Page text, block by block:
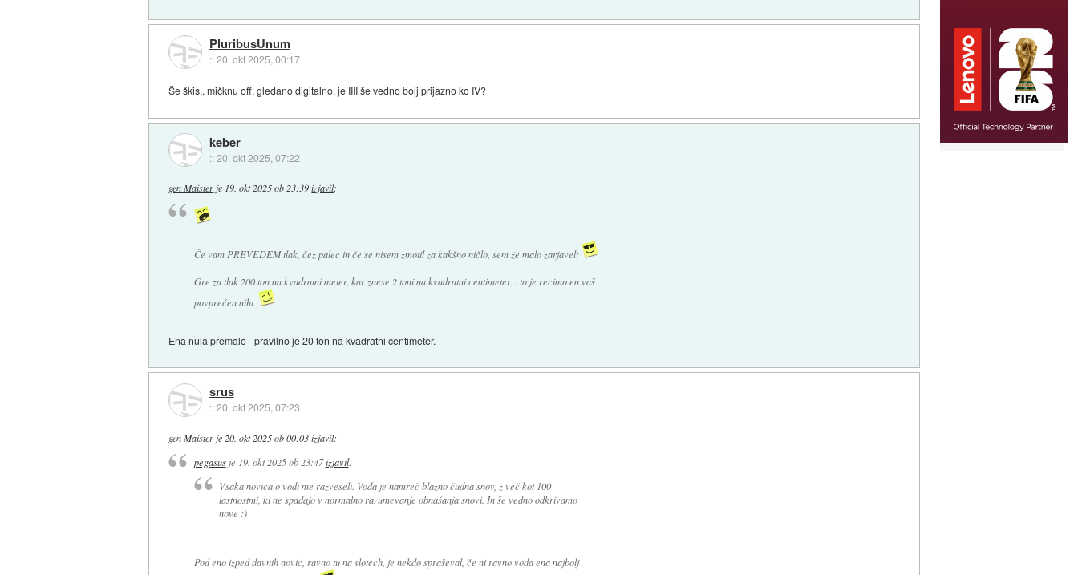
PluribusUnum
::20. okt 2025, 00:17
Še škis.. mičknu off, gledano digitalno, je IIII še vedno bolj prijazno ko IV?
keber
::20. okt 2025, 07:22
gen Maisterje 19. okt 2025 ob 23:39 izjavil:
Če vam PREVEDEM tlak, čez palec in če se nisem zmotil za kakšno ničlo, sem že malo zarjavel;
Gre za tlak 200 ton na kvadratni meter, kar znese 2 toni na kvadratni centimeter... to je recimo en vaš
povprečen niht.
Ena nula premalo - pravilno je 20 ton na kvadratni centimeter.
srus
::20. okt 2025, 07:23
gen Maister je 20. okt 2025 ob 00:03 izjavil:
pegasusje 19. okt 2025 ob 23:47 izjavil:
Vsaka novica o vodi me razveseli. Voda je namreč blazno čudna snov, z več kot 100
lastnostmi, ki ne spadajo v normalno razumevanje obnašanja snovi. In še vedno odkrivamo
nove :)
Pod eno izped davnih novic, ravno tu na slotech, je nekdo spraševal, če ni ravno voda ena najbolj